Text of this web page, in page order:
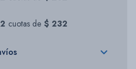
cuotas de $ 232